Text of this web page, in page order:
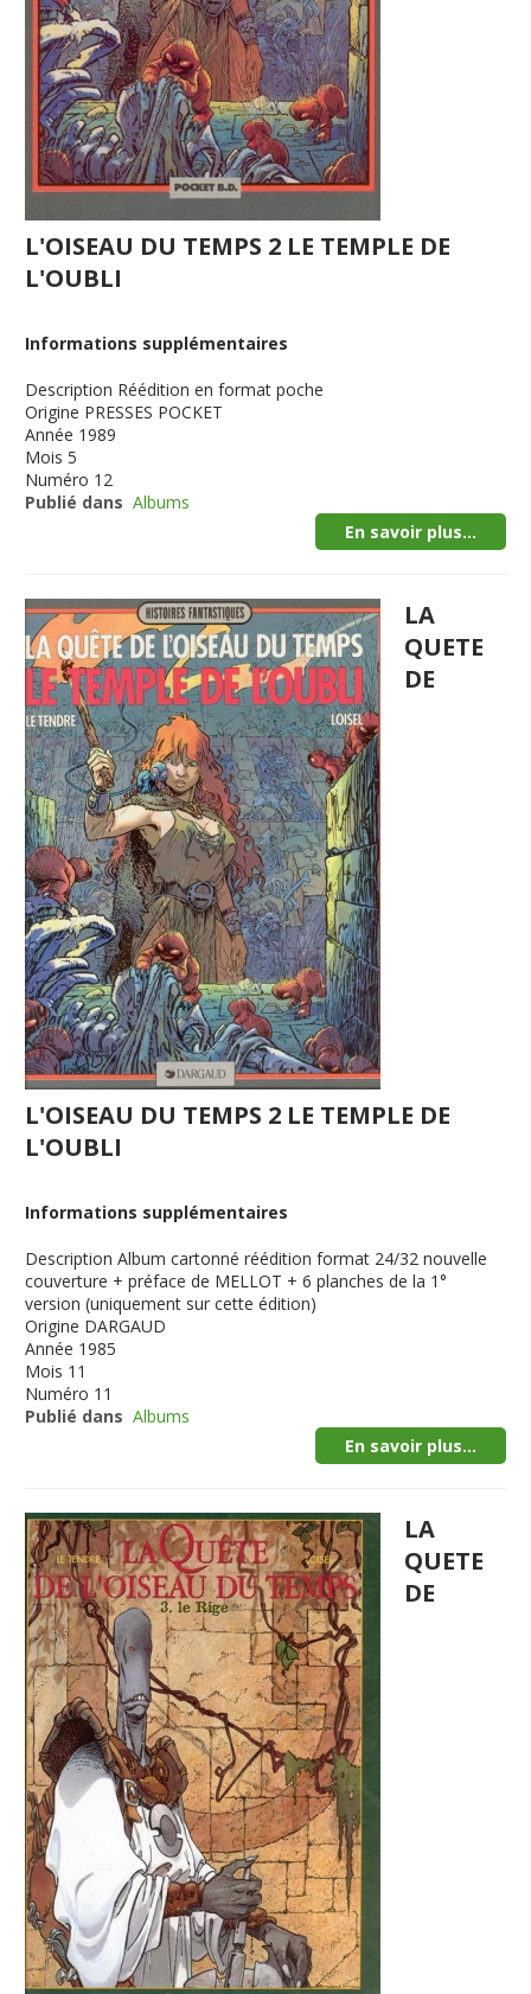
L'OISEAU DU TEMPS 2 LE TEMPLE DE
L'OUBLI
Informations supplémentaires
Description Réédition en format poche
Origine PRESSES POCKET
Année 1989
Mois 5
Numéro 12
Publié dans Albums
En savoir plus...
LA
QUETE
DE
L'OISEAU DU TEMPS 2 LE TEMPLE DE
L'OUBLI
Informations supplémentaires
Description Album cartonné réédition format 24/32 nouvelle
couverture + préface de MELLOT + 6 planches de la 1°
version (uniquement sur cette édition)
Origine DARGAUD
Année 1985
Mois 11
Numéro 11
Publié dans Albums
En savoir plus...
LA
QUETE
DE